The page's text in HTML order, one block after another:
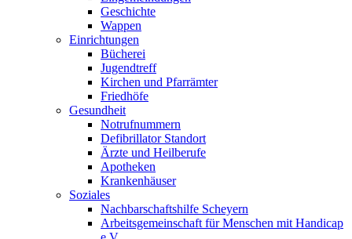
Geschichte
Wappen
Einrichtungen
Bücherei
Jugendtreff
Kirchen und Pfarrämter
Friedhöfe
Gesundheit
Notrufnummern
Defibrillator Standort
Ärzte und Heilberufe
Apotheken
Krankenhäuser
Soziales
Nachbarschaftshilfe Scheyern
Arbeitsgemeinschaft für Menschen mit Handicap